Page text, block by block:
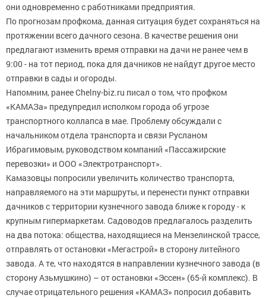
они одновременно с работниками предприятия.
По прогнозам профкома, данная ситуация будет сохраняться на
протяжении всего дачного сезона. В качестве решения они
предлагают изменить время отправки на дачи не ранее чем в
9:00 - на тот период, пока для дачников не найдут другое место
отправки в сады и огороды.
Напомним, ранее Chelny-biz.ru писал о том, что профком
«КАМАЗа» предупредил исполком города об угрозе
транспортного коллапса в мае. Проблему обсуждали с
начальником отдела транспорта и связи Русланом
Ибрагимовым, руководством компаний «Пассажирские
перевозки» и ООО «Электротранспорт».
Камазовцы попросили увеличить количество транспорта,
направляемого на эти маршруты, и перенести пункт отправки
дачников с территории кузнечного завода ближе к городу - к
крупным гипермаркетам. Садоводов предлагалось разделить
на два потока: общества, находящиеся на Мензелинской трассе,
отправлять от остановки «Мегастрой» в сторону литейного
завода. А те, что находятся в направлении кузнечного завода (в
сторону Азьмушкино) – от остановки «Эссен» (65-й комплекс). В
случае отрицательного решения «КАМАЗ» попросил добавить